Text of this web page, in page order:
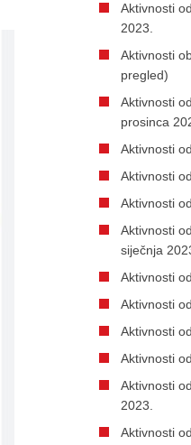
Aktivnosti
2023.
Aktivnosti
pregled)
Aktivnosti
prosinca
Aktivnosti
Aktivnosti
Aktivnosti
Aktivnosti
siječnja
Aktivnosti
Aktivnosti
Aktivnosti
Aktivnosti
Aktivnosti
2023.
Aktivnosti